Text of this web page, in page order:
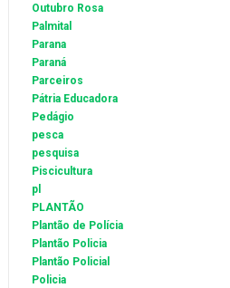
Outubro Rosa
Palmital
Parana
Paraná
Parceiros
Pátria Educadora
Pedágio
pesca
pesquisa
Piscicultura
pl
PLANTÃO
Plantão de Polícia
Plantão Policia
Plantão Policial
Policia